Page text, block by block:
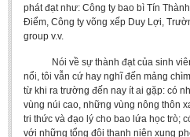
phát đạt như: Công ty bao bì Tín
Điểm, Công ty võng xếp Duy Lợi,
group v.v.
Nói về sự thành đạt của sinh
nổi, tôi vẫn cứ hay nghĩ đến mảng
từ khi ra trường đến nay ít ai gặp: có
vùng núi cao, những vùng nông thôn
tri thức và đạo lý cho bao lứa học trò;
với những tổng đội thanh niên xung